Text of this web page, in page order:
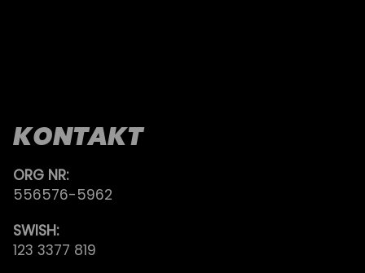
KONTAKT
ORG NR:
556576-5962
SWISH:
123 3377 819